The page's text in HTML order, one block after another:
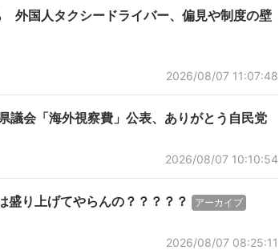
外国人タクシードライバー、偏見や制度の壁
2026/08/07 11:07:48
会「海外視察費」公表、ありがとう自民党
2026/08/07 10:10:54
盛り上げてやらんの？？？？？ アーカイブ
2026/08/07 08:25:11